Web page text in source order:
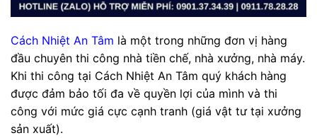
Cách Nhiệt An Tâm là một trong những đơn vị hàng
đầu chuyên thi công nhà tiền chế, nhà xưởng, nhà máy.
Khi thi công tại Cách Nhiệt An Tâm quý khách hàng
được đảm bảo tối đa về quyền lợi của mình và thi
công với mức giá cực cạnh tranh (giá vật tư tại xưởng
sản xuất).